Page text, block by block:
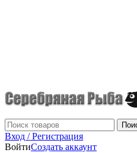
Вход / Регистрация
ВойтиСоздать аккаунт